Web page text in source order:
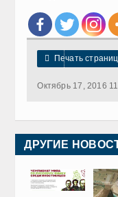
 Печать
Октябрь 17, 2016
ДРУГИЕ